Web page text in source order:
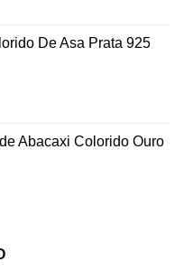
De Asa Prata 925
Abacaxi Colorido Ouro